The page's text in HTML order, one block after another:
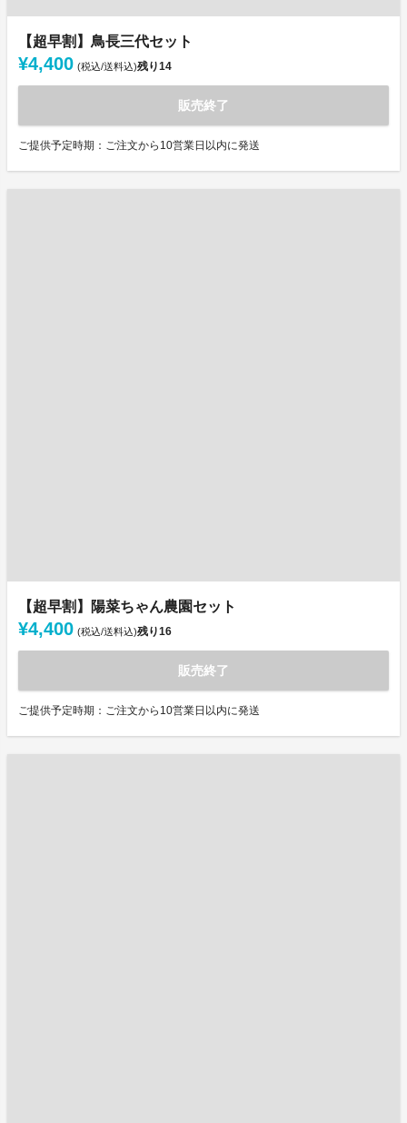
【超早割】鳥長三代セット
¥4,400 (税込/送料込)残り14
販売終了
ご提供予定時期：ご注文から10営業日以内に発送
【超早割】陽菜ちゃん農園セット
¥4,400 (税込/送料込)残り16
販売終了
ご提供予定時期：ご注文から10営業日以内に発送